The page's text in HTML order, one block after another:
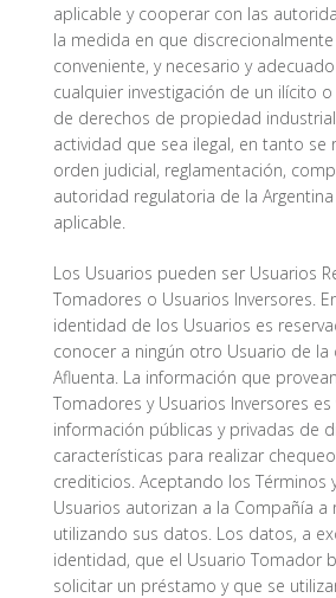
aplicable y cooperar con las
la medida en que
conveniente, y necesario y
cualquier investigación de un ilícito
de derechos de propiedad
actividad que sea ilegal, en tanto se
orden judicial, reglamentación,
autoridad regulatoria de la
aplicable.
Los Usuarios pueden ser Usuarios
Tomadores o Usuarios Inversores.
identidad de los Usuarios es
conocer a ningún otro Usuario de
Afluenta. La información que
Tomadores y Usuarios Inversores
información públicas y privadas de
características para realizar
crediticios. Aceptando los Términos
Usuarios autorizan a la Compañía a
utilizando sus datos. Los datos, a
identidad, que el Usuario Tomador
solicitar un préstamo y que se